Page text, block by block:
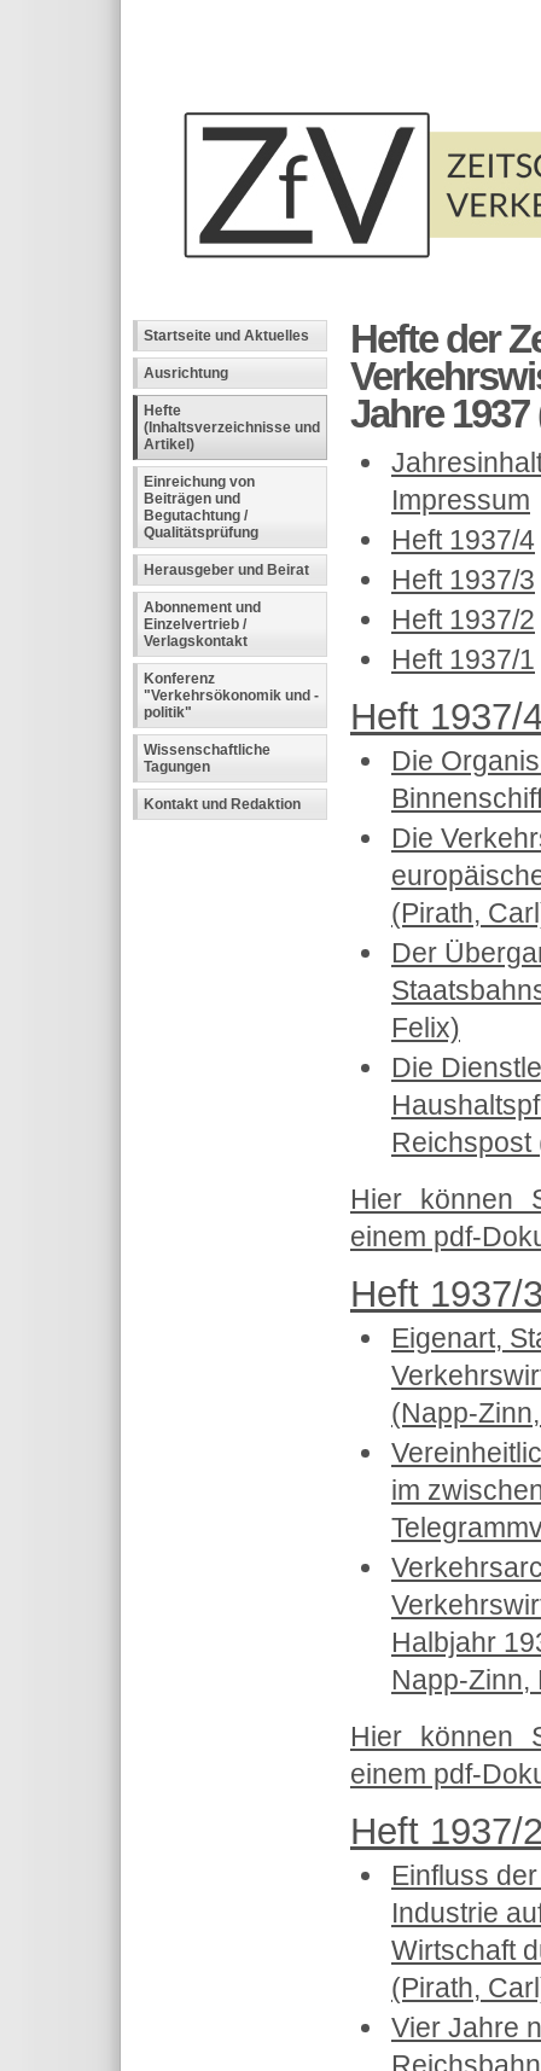
Startseite und Aktuelles
Ausrichtung
Hefte
(Inhaltsverzeichnisse und
Artikel)
Einreichung von
Beiträgen und
Begutachtung /
Qualitätsprüfung
Herausgeber und Beirat
Abonnement und
Einzelvertrieb /
Verlagskontakt
Konferenz
"Verkehrsökonomik und -
politik"
Wissenschaftliche
Tagungen
Kontakt und Redaktion
Hefte der
Jahre 1937
Impressum
Heft 1937/4
Heft 1937/3
Heft 1937/2
Heft 1937/1
Heft 1937/
Die
Die
(Pirath,
Der
Felix)
Die
Reichspost
Hier können
einem pdf-
Heft 1937/
Eigenart,
(Napp-
im
Halbjahr
Napp-Zinn,
Hier können
einem pdf-
Heft 1937/
Einfluss
Industrie
Wirtschaft
(Pirath,
Vier Jahre